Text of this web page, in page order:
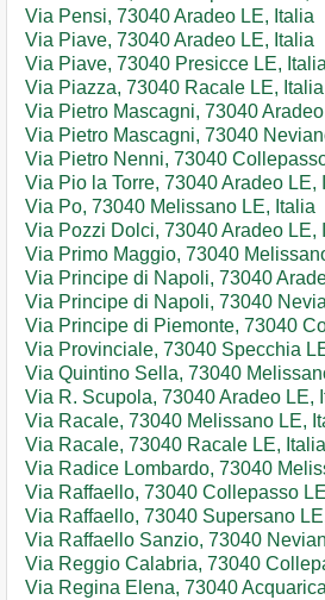
Via Pensi, 73040 Aradeo LE, Italia
Via Piave, 73040 Aradeo LE, Italia
Via Piave, 73040 Presicce LE, Italia
Via Piazza, 73040 Racale LE, Italia
Via Pietro Mascagni, 73040
Via Pietro Mascagni, 73040
Via Pietro Nenni, 73040
Via Pio la Torre, 73040 Aradeo LE,
Via Po, 73040 Melissano LE, Italia
Via Pozzi Dolci, 73040 Aradeo LE,
Via Primo Maggio, 73040
Via Principe di Napoli, 73040
Via Principe di Napoli, 73040
Via Principe di Piemonte, 73040
Via Provinciale, 73040 Specchia
Via Quintino Sella, 73040
Via R. Scupola, 73040 Aradeo LE,
Via Racale, 73040 Melissano LE,
Via Racale, 73040 Racale LE, Italia
Via Radice Lombardo, 73040
Via Raffaello, 73040 Collepasso
Via Raffaello, 73040 Supersano
Via Raffaello Sanzio, 73040
Via Reggio Calabria, 73040
Via Regina Elena, 73040